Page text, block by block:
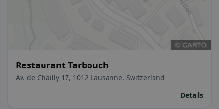
Restaurant Tarbouch
Av. de Chailly 17, 1012 Lausanne, Switzerland
Details